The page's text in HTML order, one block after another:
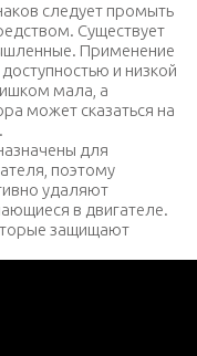
следует промыть
Существует
Применение
и низкой
мала, а
может сказаться на
для
поэтому
удаляют
в двигателе.
защищают